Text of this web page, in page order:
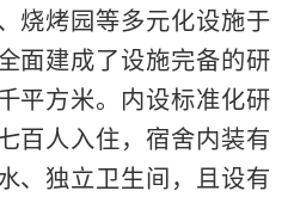
烧烤园等多元化设施于
面建成了设施完备的研
平方米。内设标准化研
百人入住，宿舍内装有
、独立卫生间，且设有